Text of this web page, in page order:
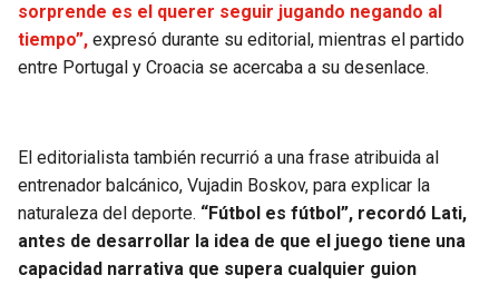
sorprende es el querer seguir jugando negando al
tiempo”, expresó durante su editorial, mientras el partido
entre Portugal y Croacia se acercaba a su desenlace.
El editorialista también recurrió a una frase atribuida al
entrenador balcánico, Vujadin Boskov, para explicar la
naturaleza del deporte. “Fútbol es fútbol”, recordó Lati,
antes de desarrollar la idea de que el juego tiene una
capacidad narrativa que supera cualquier guion